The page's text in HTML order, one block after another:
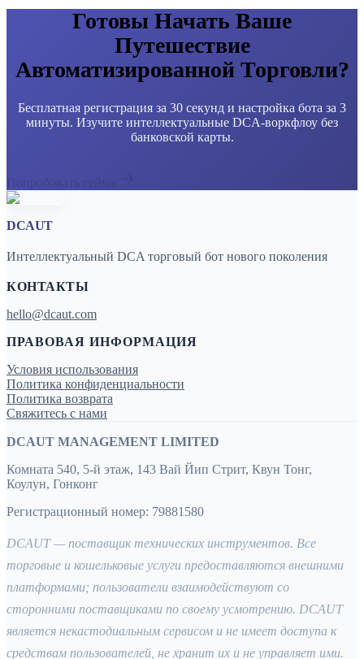
Готовы Начать Ваше
Путешествие
Автоматизированной Торговли?
Бесплатная регистрация за 30 секунд и настройка бота за 3
минуты. Изучите интеллектуальные DCA-воркфлоу без
банковской карты.
Попробовать сейчас
DCAUT
Интеллектуальный DCA торговый бот нового поколения
КОНТАКТЫ
hello@dcaut.com
ПРАВОВАЯ ИНФОРМАЦИЯ
Условия использования
Политика конфиденциальности
Политика возврата
Свяжитесь с нами
DCAUT MANAGEMENT LIMITED
Комната 540, 5-й этаж, 143 Вай Йип Стрит, Квун Тонг,
Коулун, Гонконг
Регистрационный номер: 79881580
DCAUT — поставщик технических инструментов. Все
торговые и кошельковые услуги предоставляются внешними
платформами; пользователи взаимодействуют со
сторонними поставщиками по своему усмотрению. DCAUT
является некастодиальным сервисом и не имеет доступа к
средствам пользователей, не хранит их и не управляет ими.